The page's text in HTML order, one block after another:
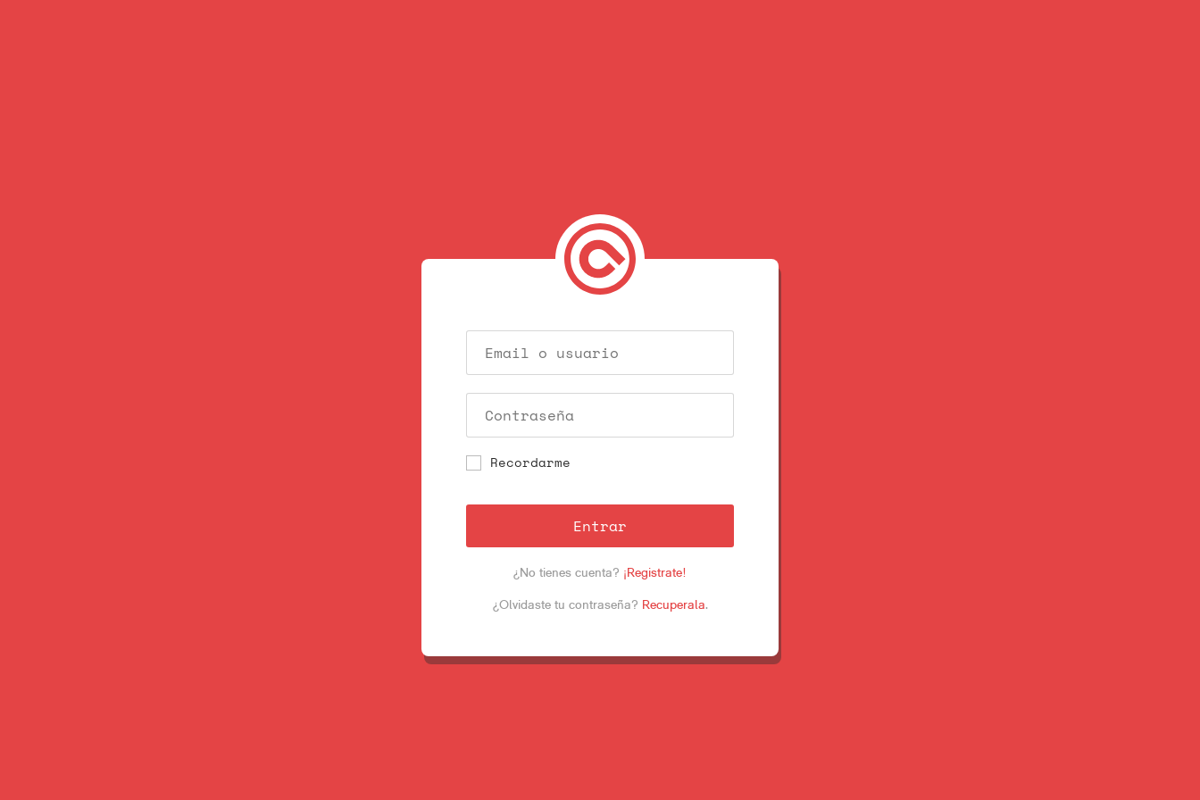
Recordarme
Entrar
¿No tienes cuenta? ¡Registrate!
¿Olvidaste tu contraseña? Recuperala.